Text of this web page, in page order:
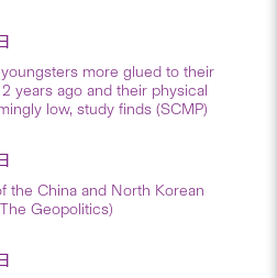
youngsters more glued to their
years ago and their physical
low, study finds (SCMP)
the China and North Korean
Geopolitics)